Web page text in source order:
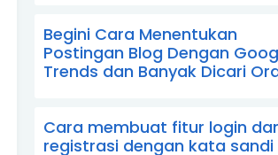
Begini Cara Menentukan
Postingan Blog Dengan
Trends dan Banyak Dicari
Cara membuat fitur login
registrasi dengan kata sandi